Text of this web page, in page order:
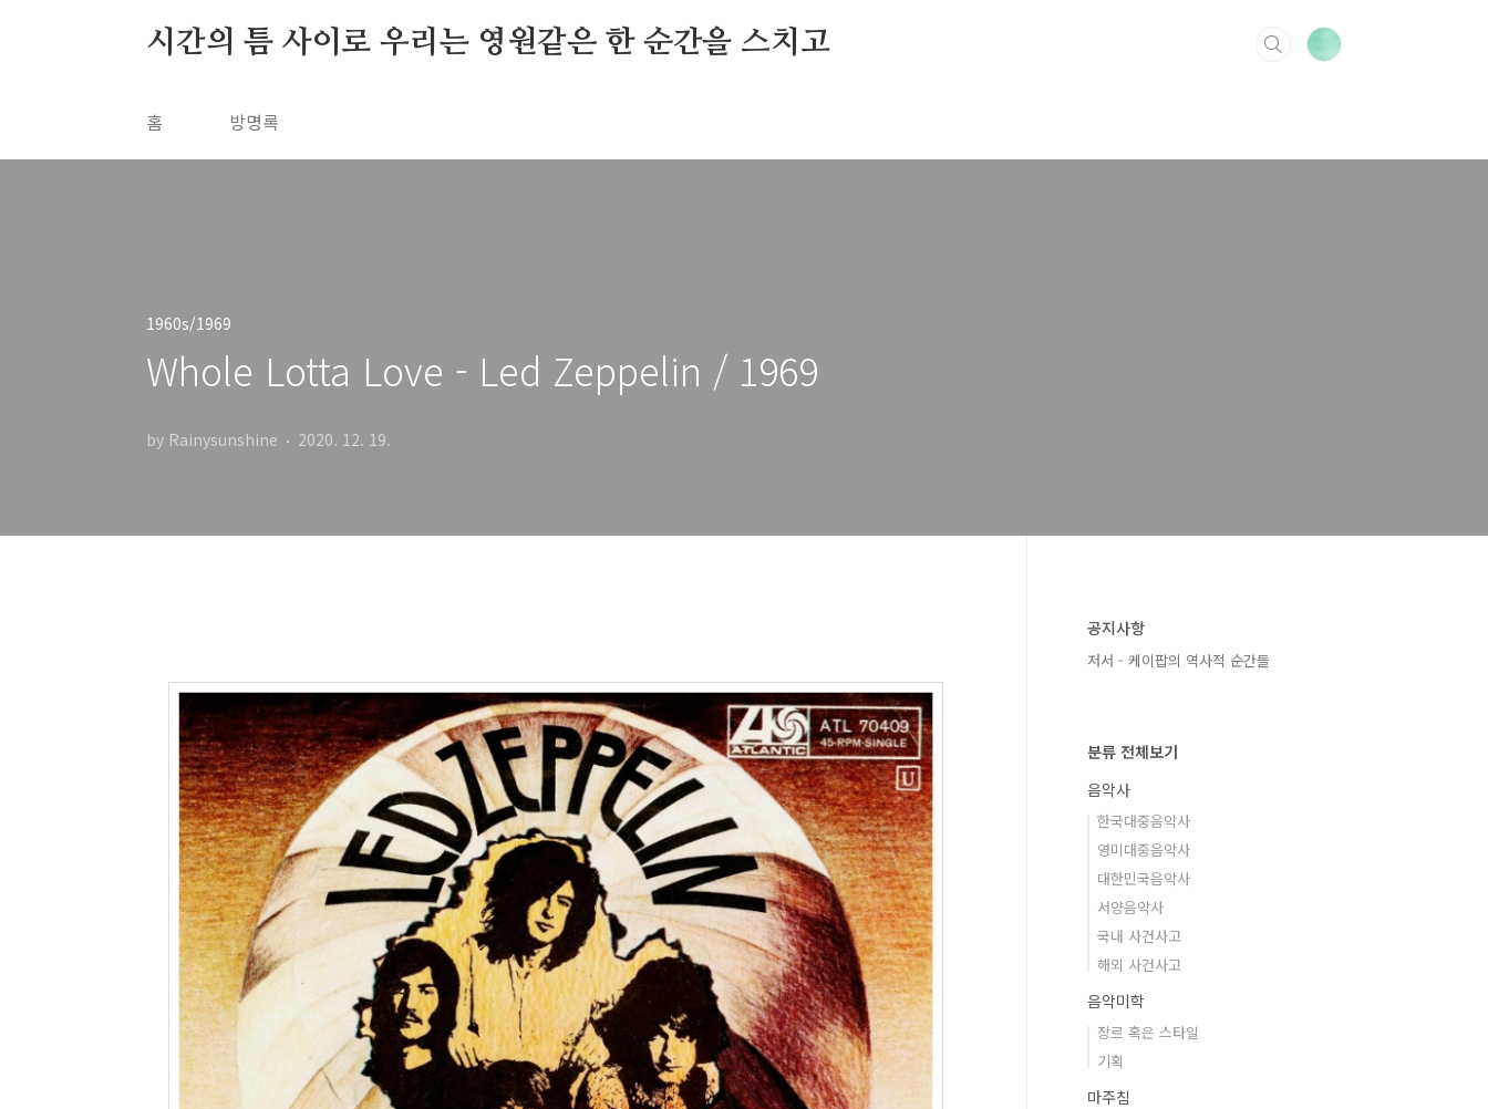
시간의 틈 사이로 우리는 영원같은 한 순간을 스치고
홈 방명록
1960s/1969
Whole Lotta Love - Led Zeppelin / 1969
by Rainysunshine 2020. 12. 19.
공지사항
저서 - 케이팝의 역사적 순간들
분류 전체보기
음악사
한국대중음악사
영미대중음악사
대한민국음악사
서양음악사
국내 사건사고
해외 사건사고
음악미학
장르 혹은 스타일
기획
마주침